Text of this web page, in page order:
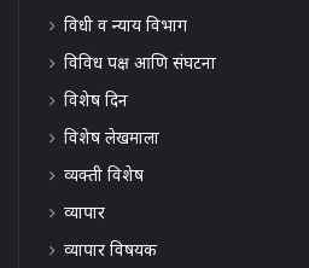
विधी व न्याय विभाग
विविध पक्ष आणि संघटना
विशेष दिन
विशेष लेखमाला
व्यक्ती विशेष
व्यापार
व्यापार विषयक